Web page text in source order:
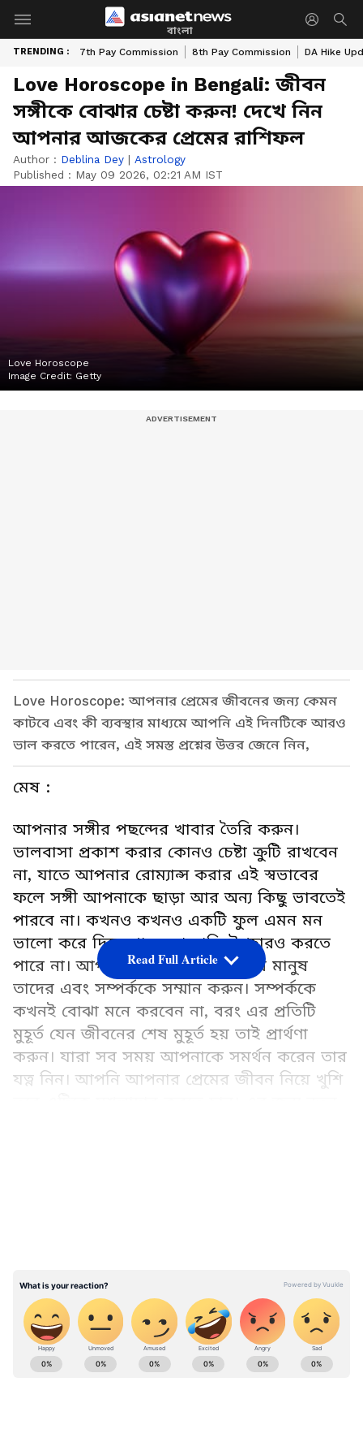
বাংলা
TRENDING : 7th Pay Commission 8th Pay Commission DA Hike
Love Horoscope in Bengali: জীবন
সঙ্গীকে বোঝার চেষ্টা করুন! দেখে নিন
আপনার আজকের প্রেমের রাশিফল
Author : Deblina Dey | Astrology
Published : May 09 2026, 02:21 AM IST
Love Horoscope
Image Credit: Getty
Love Horoscope: আপনার প্রেমের জীবনের জন্য কেমন
কাটবে এবং কী ব্যবস্থার মাধ্যমে আপনি এই দিনটিকে আরও
ভাল করতে পারেন, এই সমস্ত প্রশ্নের উত্তর জেনে নিন,
মেষ :
আপনার সঙ্গীর পছন্দের খাবার তৈরি করুন।
ভালবাসা প্রকাশ করার কোনও চেষ্টা ক্রুটি রাখবেন
না, যাতে আপনার রোম্যান্স করার এই স্বভাবের
ফলে সঙ্গী আপনাকে ছাড়া আর অন্য কিছু ভাবতেই
পারবে না। কখনও কখনও একটি ফুল এমন মন
ভালো করে দিতে পারে, যা দামি উপহারও করতে
পারে না। আপনার জীবনে যারা কাছের মানুষ
তাদের এবং সম্পর্ককে সম্মান করুন। সম্পর্ককে
কখনই বোঝা মনে করবেন না, বরং এর প্রতিটি
মুহূর্ত যেন জীবনের শেষ মুহূর্ত হয় তাই প্রার্থণা
করুন। যারা সব সময় আপনাকে সমর্থন করেন তার
যত্ন নিন। আপনি আপনার প্রেমের জীবন নিয়ে খুশি
Read Full Article
ABOUT THE AUTHOR